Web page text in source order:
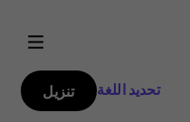
تحديد اللغة تنزيل